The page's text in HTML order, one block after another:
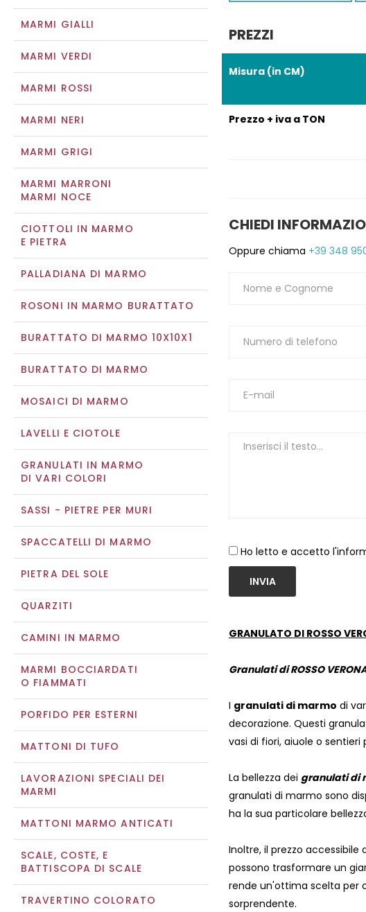
MARMI GIALLI
MARMI VERDI
MARMI ROSSI
MARMI NERI
MARMI GRIGI
MARMI MARRONI
MARMI NOCE
CIOTTOLI IN MARMO
E PIETRA
PALLADIANA DI MARMO
ROSONI IN MARMO BURATTATO
BURATTATO DI MARMO 10X10X1
BURATTATO DI MARMO
MOSAICI DI MARMO
LAVELLI E CIOTOLE
GRANULATI IN MARMO
DI VARI COLORI
SASSI - PIETRE PER MURI
SPACCATELLI DI MARMO
PIETRA DEL SOLE
QUARZITI
CAMINI IN MARMO
MARMI BOCCIARDATI
O FIAMMATI
PORFIDO PER ESTERNI
MATTONI DI TUFO
LAVORAZIONI SPECIALI DEI
MARMI
MATTONI MARMO ANTICATI
SCALE, COSTE, E
BATTISCOPA DI SCALE
TRAVERTINO COLORATO
PREZZI
Misura (in CM)
Prezzo + iva a TON
CHIEDI
Oppure chiama +39 348
Ho letto e accetto
INVIA
GRANULATO DI ROSSO
Granulati di ROSSO
I granulati di marmo di
decorazione. Questi
vasi di fiori, aiuole o sentieri
La bellezza dei granulati di
granulati di marmo sono
ha la sua particolare
Inoltre, il prezzo accessibile
possono trasformare un
rende un'ottima scelta per
sorprendente.